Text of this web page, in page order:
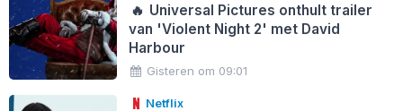
🔥 Universal Pictures onthult trailer
van 'Violent Night 2' met David
Harbour
Gisteren om 09:01
Netflix